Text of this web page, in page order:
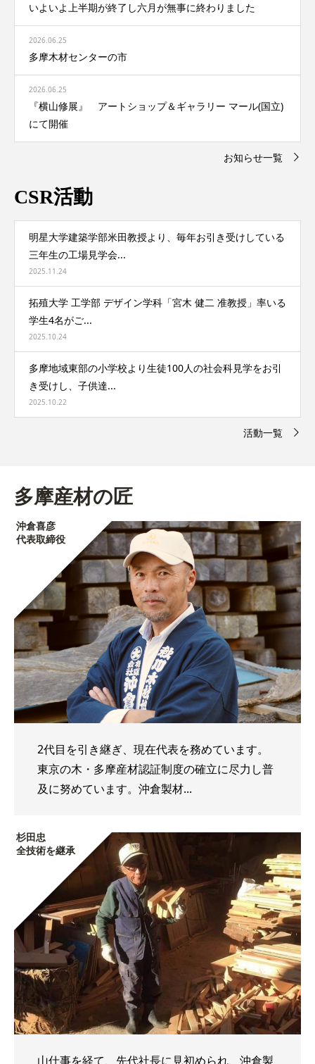
いよいよ上半期が終了し六月が無事に終わりました
2026.06.25
多摩木材センターの市
2026.06.25
『横山修展』 アートショップ＆ギャラリー マール(国立)
にて開催
お知らせ一覧
CSR活動
明星大学建築学部米田教授より、毎年お引き受けしている
三年生の工場見学会...
2025.11.24
拓殖大学 工学部 デザイン学科「宮木 健二 准教授」率いる
学生4名がご...
2025.10.24
多摩地域東部の小学校より生徒100人の社会科見学をお引
き受けし、子供達...
2025.10.22
活動一覧
多摩産材の匠
沖倉喜彦
代表取締役
2代目を引き継ぎ、現在代表を務めています。
東京の木・多摩産材認証制度の確立に尽力し普
及に努めています。沖倉製材...
杉田忠
全技術を継承
山仕事を経て、先代社長に見初められ、沖倉製